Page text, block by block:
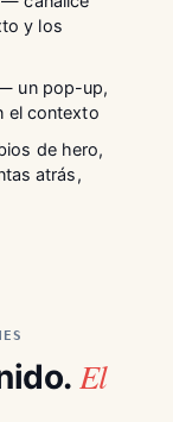
y los
un pop-up,
el contexto
de hero,
atrás,
El